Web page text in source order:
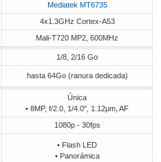
Mediatek MT6735
4x1.3GHz Cortex-A53
Mali-T720 MP2, 600MHz
1/8, 2/16 Go
hasta 64Go (ranura dedicada)
Única
• 8MP, f/2.0, 1/4.0", 1.12µm, AF
1080p - 30fps
• Flash LED
• Panorámica